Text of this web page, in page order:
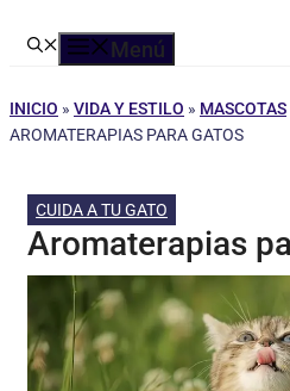
Menú
INICIO » VIDA Y ESTILO » MASCOTAS
AROMATERAPIAS PARA GATOS
CUIDA A TU GATO
Aromaterapias